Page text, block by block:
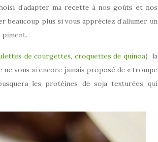
d’adapter ma recette à nos goûts et nos
beaucoup plus si vous appréciez d’allumer un
piment.
de courgettes, croquettes de quinoa) la
ne vous ai encore jamais proposé de « trompe
les protéines de soja texturées qui